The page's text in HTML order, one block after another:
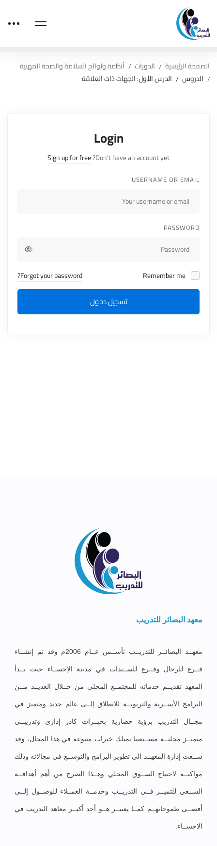
الصفحة الرئيسية الدورات
أنظمة ولوائح السلامة والصحة المهنية
الدروس
الدرس الأول: الجهات ذات العلاقة
Login
Don't have an account yet?
Sign up for free
USERNAME OR EMAIL
PASSWORD
Forgot your password?
تسجيل دخول
معهد البصائر للتدريب
معهــد البصائــر للتدريــب تأســس عــام 2006م وقد تم إنشــاء
فــرع للرجال وفــرع للســيدات في مدينة الإحســاء حيث بــدأ
المعهد تقديــم خدماته للمجتمــع المحلي من خــلال العديــد مــن
البرامج الأســرية والتربويــة للانطلاق إلــى عالم جديد ومتميز في
مجــال التدريب برؤية حضارية بخبــرات كادر إداري وتدريبــي
متميــز محليــة مســتعينا يمتلك خبرات متنوعة في هذا المجال، وقد
ســعت إدارة المعهــد الى تطوير البرامج والتوســع في مجالاته وذلك
مواكبــة لاحتياج الســوق المحلي وهــذا الصرح من أهم أهدافــه
الســعي للتميــز فــي التدريــب وخدمــة العمــلاء للوصــول إلــى
أقصــى طموحاتهــم كمــا يعتبــر هــو أحد أكبــر معاهد التدريب في
الاحســاء.